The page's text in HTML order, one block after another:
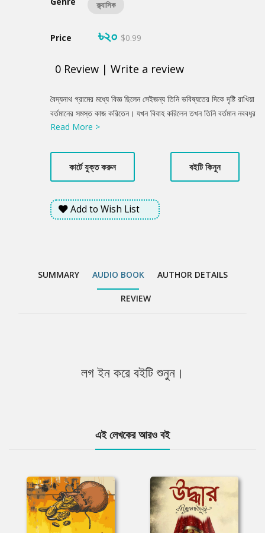
ক্ল্যাসিক
Price ৳২০ $0.99
0 Review | Write a review
Product
Summery
বৈদ্যনাথ গ্রামের মধ্যে বিজ্ঞ ছিলেন সেইজন্য তিনি ভবিষ্যতের দিকে দৃষ্টি রাখিয়া
বর্তমানের সমস্ত কাজ করিতেন। যখন বিবাহ করিলেন তখন তিনি বর্তমান নববধূর
অপেক্ষা ভাবী নবকুমারের মুখ স্পষ্টতররূপে দেখিতে পাইয়াছিলেন। শুভদৃষ্টির সময়
চেয়ে পিণ্ডটাকেই অধিক বুঝিতেন এবং পুত্রার্থে ক্রিয়তে ভার্যা এই মর্মেই তিনি
বিনোদিনীকে বিবাহ করিয়াছিলেন।...
Read More >
কার্টে যুক্ত করুন বইটি কিনুন
Add to Wish List
SUMMARY AUDIO BOOK AUTHOR DETAILS
REVIEW
লগ ইন করে বইটি শুনুন।
এই লেখকের আরও বই